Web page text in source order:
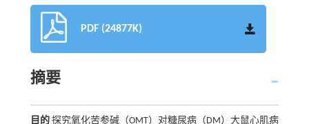
PDF (24877K)
摘要
目的探究氧化苦参碱（OMT）对糖尿病（DM）大鼠心肌病